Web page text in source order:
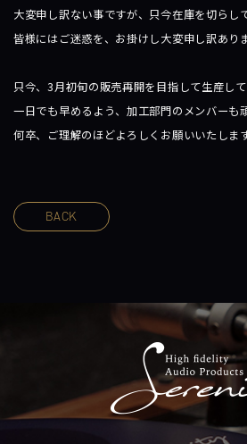
大変申し訳ない事ですが、只今在庫を切らし
皆様にはご迷惑を、お掛けし大変申し訳あり
只今、3月初旬の販売再開を目指して生産して
一日でも早めるよう、加工部門のメンバーも
何卒、ご理解のほどよろしくお願いいたします
BACK